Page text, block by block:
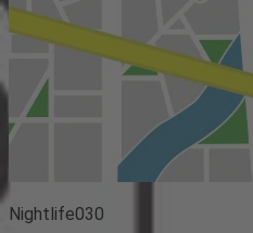
Nightlife030